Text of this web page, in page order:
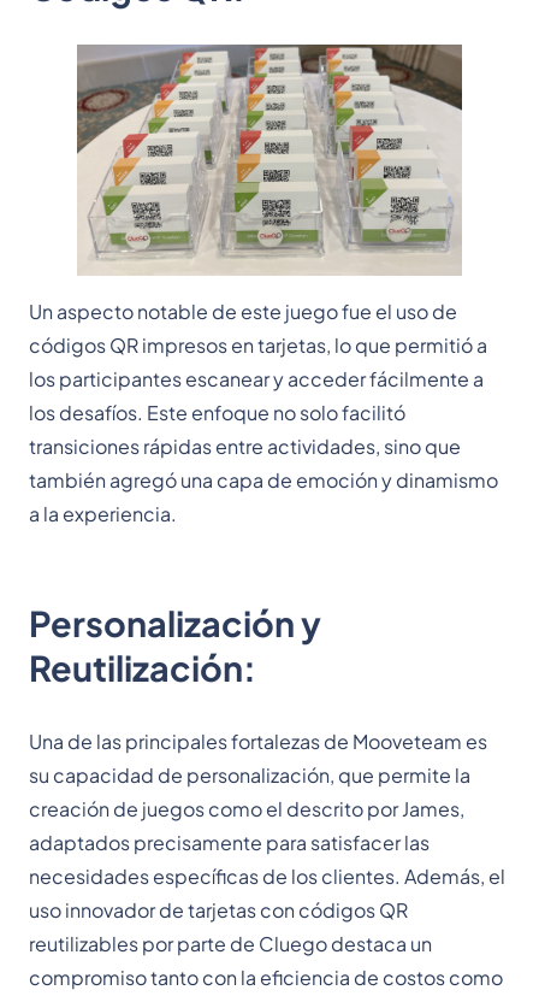
Un aspecto notable de este juego fue el uso de
códigos QR impresos en tarjetas, lo que permitió a
los participantes escanear y acceder fácilmente a
los desafíos. Este enfoque no solo facilitó
transiciones rápidas entre actividades, sino que
también agregó una capa de emoción y dinamismo
a la experiencia.
Personalización y
Reutilización:
Una de las principales fortalezas de Mooveteam es
su capacidad de personalización, que permite la
creación de juegos como el descrito por James,
adaptados precisamente para satisfacer las
necesidades específicas de los clientes. Además, el
uso innovador de tarjetas con códigos QR
reutilizables por parte de Cluego destaca un
compromiso tanto con la eficiencia de costos como